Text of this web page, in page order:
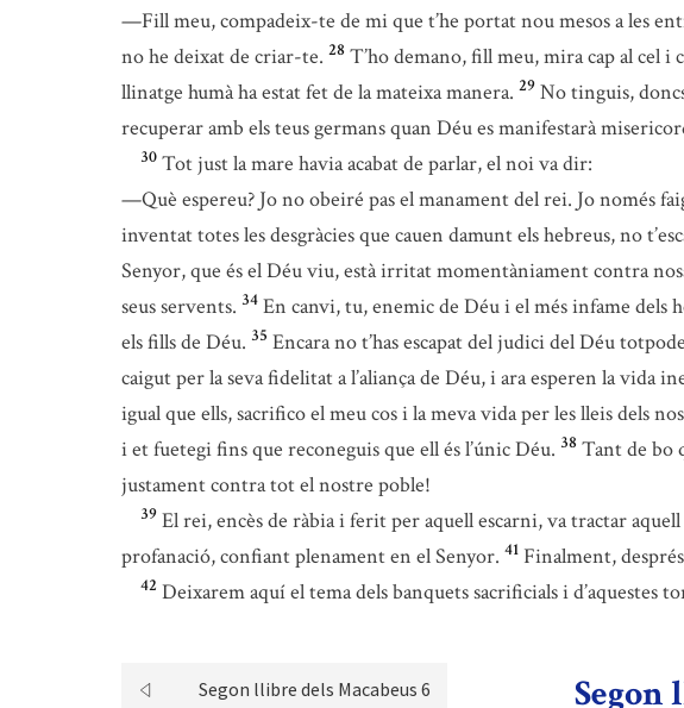
—Fill meu, compadeix-te de mi que t’he portat nou mesos a les
no he deixat de criar-te. 28 T’ho demano, fill meu, mira cap al cel i
llinatge humà ha estat fet de la mateixa manera. 29 No tinguis,
recuperar amb els teus germans quan Déu es manifestarà
30 Tot just la mare havia acabat de parlar, el noi va dir:
—Què espereu? Jo no obeiré pas el manament del rei. Jo només
inventat totes les desgràcies que cauen damunt els hebreus, no
Senyor, que és el Déu viu, està irritat momentàniament contra
seus servents. 34 En canvi, tu, enemic de Déu i el més infame dels
els fills de Déu. 35 Encara no t’has escapat del judici del Déu
caigut per la seva fidelitat a l’aliança de Déu, i ara esperen la vida
igual que ells, sacrifico el meu cos i la meva vida per les lleis dels
i et fuetegi fins que reconeguis que ell és l’únic Déu. 38 Tant de bo
justament contra tot el nostre poble!
39 El rei, encès de ràbia i ferit per aquell escarni, va tractar
profanació, confiant plenament en el Senyor. 41 Finalment,
42 Deixarem aquí el tema dels banquets sacrificials i d’aquestes
Segon llibre dels Macabeus 6 Segon